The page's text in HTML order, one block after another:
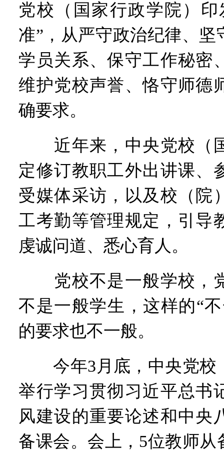
党校（国家行政学院）
准”，从严守政治纪律、坚
学员关系、保守工作秘密
维护党校声誉、恪守师德
确要求。
近年来，中央党校（
定修订教职工外出讲课、
受媒体采访，以及校（院
工考勤等管理规定，引导
虔诚问道、悉心育人。
党校不是一般学校，
不是一般学生，这样的“
的要求也不一般。
今年3月底，中央党校
举行学习贯彻习近平总书
风建设的重要论述和中央
备课会。会上，5位教师从